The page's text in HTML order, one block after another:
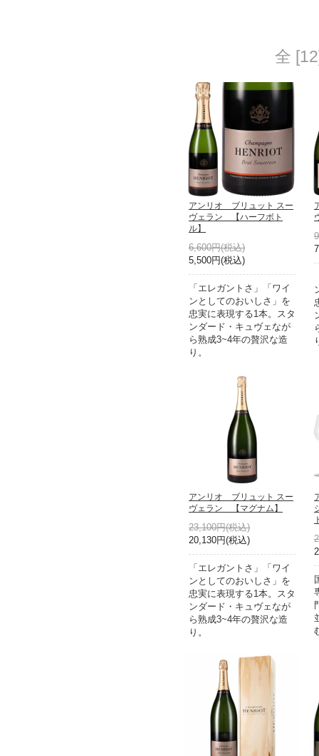
全
アンリオ ブリュット スー
ヴェラン 【ハーフボト
ル】
6,600円(税込)
5,500円(税込)
「エレガントさ」「ワイ
ンとしてのおいしさ」を
忠実に表現する1本。スタ
ンダード・キュヴェなが
ら熟成3~4年の贅沢な造
り。
アンリオ ブリュット スー
ヴェラン 【マグナム】
23,100円(税込)
20,130円(税込)
「エレガントさ」「ワイ
ンとしてのおいしさ」を
忠実に表現する1本。スタ
ンダード・キュヴェなが
ら熟成3~4年の贅沢な造
り。